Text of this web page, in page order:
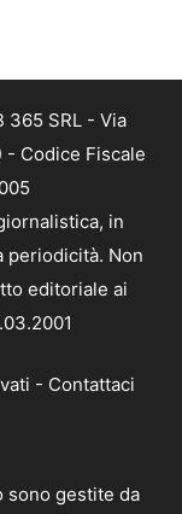
365 SRL - Via
- Codice Fiscale
in
periodicità. Non
editoriale ai
- Contattaci
sono gestite da